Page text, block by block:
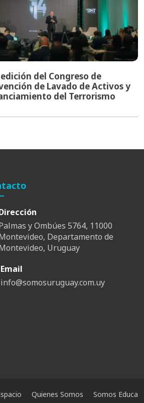
edición del Congreso de
de Lavado de Activos y
del Terrorismo
y Ombúes 5764, 11000
Departamento de
Uruguay
Email
info@somosuruguay.com.uy
Quienes Somos Somos Educa